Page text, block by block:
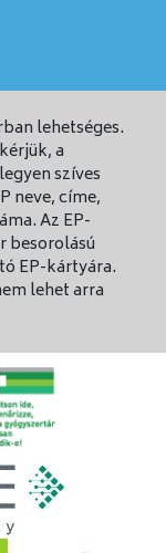
lehetséges.
a
szíves
neve, címe,
Az EP-
besorolású
EP-kártyára.
lehet arra